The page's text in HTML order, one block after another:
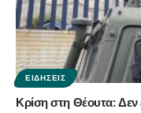
ΕΙΔΉΣΕΙΣ
Κρίση στη Θέουτα: Δεν